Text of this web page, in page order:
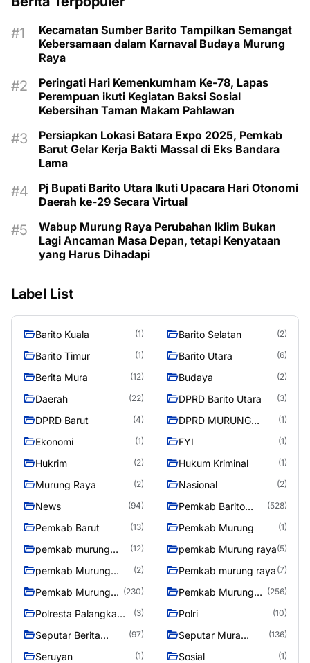
Kecamatan Sumber Barito Tampilkan Semangat
Kebersamaan dalam Karnaval Budaya Murung
Raya
Peringati Hari Kemenkumham Ke-78, Lapas
Perempuan ikuti Kegiatan Baksi Sosial
Kebersihan Taman Makam Pahlawan
Persiapkan Lokasi Batara Expo 2025, Pemkab
Barut Gelar Kerja Bakti Massal di Eks Bandara
Lama
Pj Bupati Barito Utara Ikuti Upacara Hari Otonomi
Daerah ke-29 Secara Virtual
Wabup Murung Raya Perubahan Iklim Bukan
Lagi Ancaman Masa Depan, tetapi Kenyataan
yang Harus Dihadapi
Label List
Barito Kuala (1) Barito Selatan (2)
Barito Timur (1) Barito Utara (6)
Berita Mura (12) Budaya (2)
Daerah (22) DPRD Barito Utara (3)
DPRD Barut (4)
DPRD MURUNG
(1)
Ekonomi (1) FYI (1)
Hukrim (2) Hukum Kriminal (1)
Murung Raya (2) Nasional (2)
News (94)
Pemkab Barito
(528)
Pemkab Barut (13) Pemkab Murung (1)
pemkab murung
(12) pemkab Murung raya(5)
pemkab Murung
(2) Pemkab murung raya (7)
Pemkab Murung
(230)
Pemkab Murung
(256)
Polresta Palangka
(3) Polri (10)
Seputar Berita
(97)
Seputar Mura
(136)
Seruyan (1) Sosial (1)